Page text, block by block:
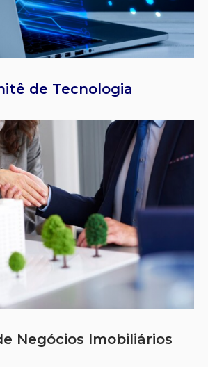
de Tecnologia
Negócios Imobiliários